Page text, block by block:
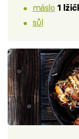
máslo 1
sůl